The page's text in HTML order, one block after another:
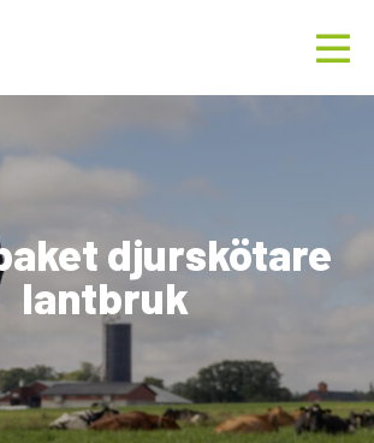
djurskötare
lantbruk